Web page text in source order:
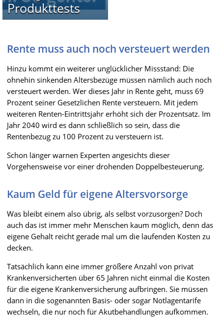
Produkttests
Rente muss auch noch versteuert werden
Hinzu kommt ein weiterer unglücklicher Missstand: Die
ohnehin sinkenden Altersbezüge müssen nämlich auch noch
versteuert werden. Wer dieses Jahr in Rente geht, muss 69
Prozent seiner Gesetzlichen Rente versteuern. Mit jedem
weiteren Renten-Eintrittsjahr erhöht sich der Prozentsatz. Im
Jahr 2040 wird es dann schließlich so sein, dass die
Rentenbezug zu 100 Prozent zu versteuern ist.
Schon länger warnen Experten angesichts dieser
Vorgehensweise vor einer drohenden Doppelbesteuerung.
Kaum Geld für eigene Altersvorsorge
Was bleibt einem also übrig, als selbst vorzusorgen? Doch
auch das ist immer mehr Menschen kaum möglich, denn das
eigene Gehalt reicht gerade mal um die laufenden Kosten zu
decken.
Tatsächlich kann eine immer größere Anzahl von privat
Krankenversicherten über 65 Jahren nicht einmal die Kosten
für die eigene Krankenversicherung aufbringen. Sie müssen
dann in die sogenannten Basis- oder sogar Notlagentarife
wechseln, die nur noch für Akutbehandlungen aufkommen.